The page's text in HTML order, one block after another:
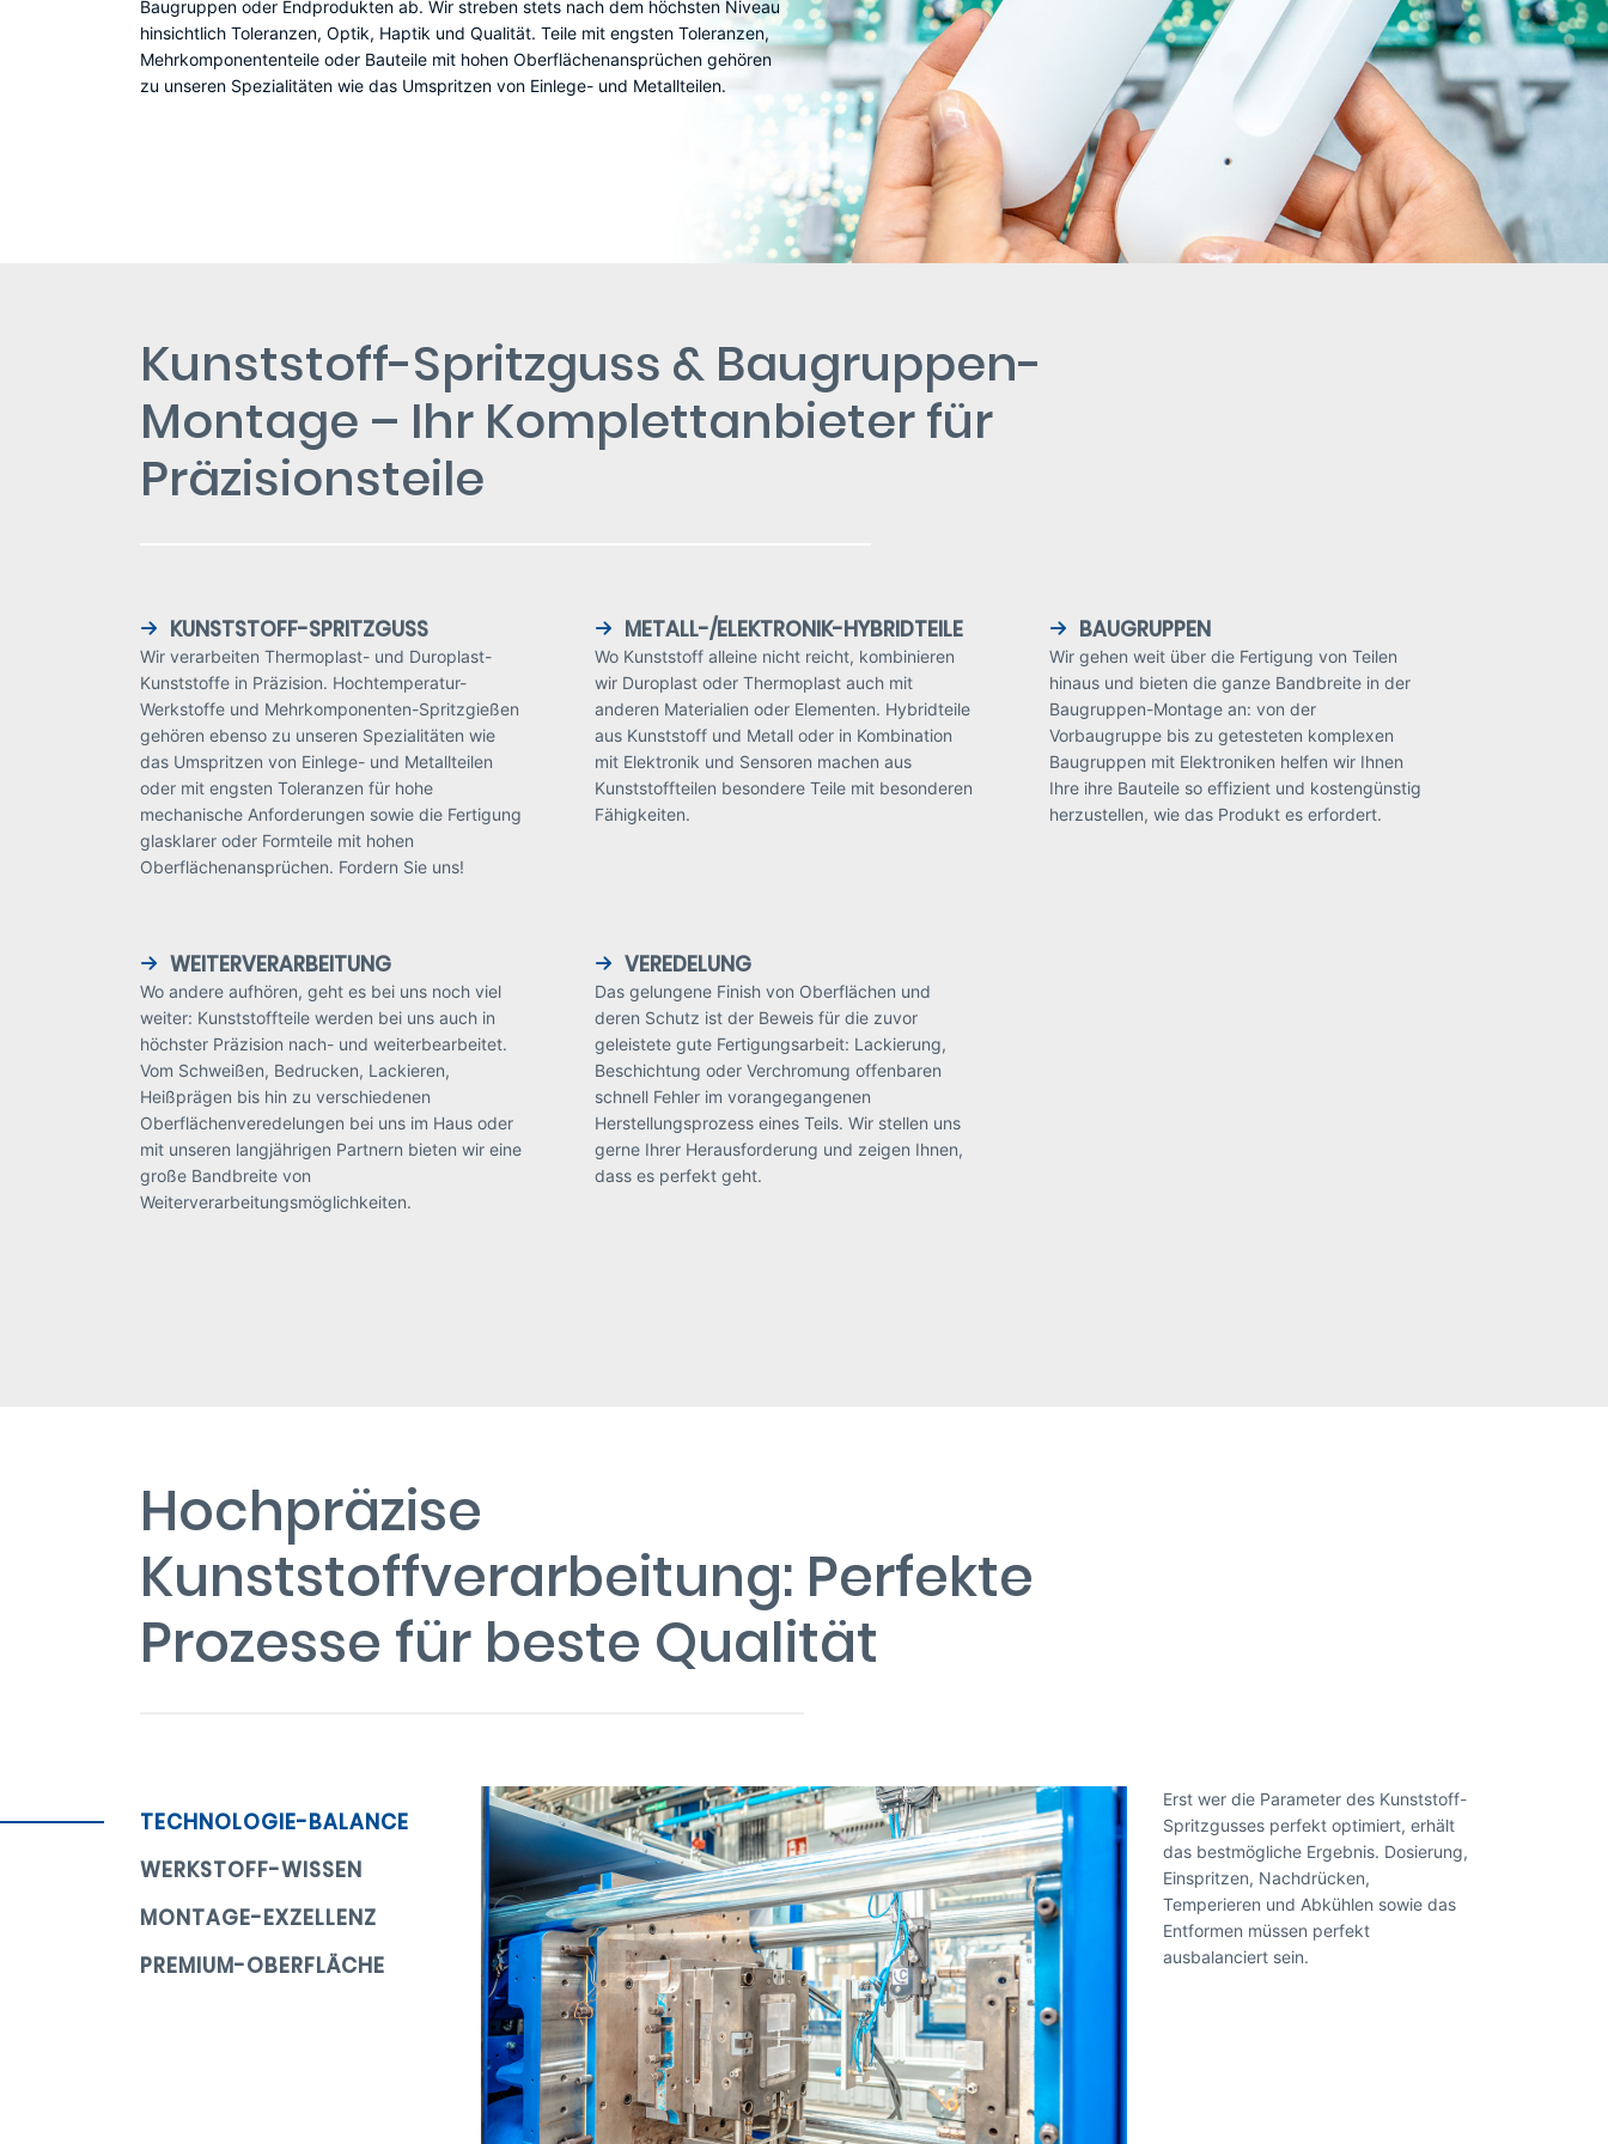
Baugruppen oder Endprodukten ab. Wir streben stets nach dem höchsten Niveau
hinsichtlich Toleranzen, Optik, Haptik und Qualität. Teile mit engsten Toleranzen,
Mehrkomponententeile oder Bauteile mit hohen Oberflächenansprüchen gehören
zu unseren Spezialitäten wie das Umspritzen von Einlege- und Metallteilen.
Kunststoff-Spritzguss & Baugruppen-
Montage – Ihr Komplettanbieter für
Präzisionsteile
KUNSTSTOFF-SPRITZGUSS
Wir verarbeiten Thermoplast- und Duroplast-
Kunststoffe in Präzision. Hochtemperatur-
Werkstoffe und Mehrkomponenten-Spritzgießen
gehören ebenso zu unseren Spezialitäten wie
das Umspritzen von Einlege- und Metallteilen
oder mit engsten Toleranzen für hohe
mechanische Anforderungen sowie die Fertigung
glasklarer oder Formteile mit hohen
Oberflächenansprüchen. Fordern Sie uns!
METALL-/ELEKTRONIK-HYBRIDTEILE
Wo Kunststoff alleine nicht reicht, kombinieren
wir Duroplast oder Thermoplast auch mit
anderen Materialien oder Elementen. Hybridteile
aus Kunststoff und Metall oder in Kombination
mit Elektronik und Sensoren machen aus
Kunststoffteilen besondere Teile mit besonderen
Fähigkeiten.
BAUGRUPPEN
Wir gehen weit über die Fertigung von Teilen
hinaus und bieten die ganze Bandbreite in der
Baugruppen-Montage an: von der
Vorbaugruppe bis zu getesteten komplexen
Baugruppen mit Elektroniken helfen wir Ihnen
Ihre ihre Bauteile so effizient und kostengünstig
herzustellen, wie das Produkt es erfordert.
WEITERVERARBEITUNG
Wo andere aufhören, geht es bei uns noch viel
weiter: Kunststoffteile werden bei uns auch in
höchster Präzision nach- und weiterbearbeitet.
Vom Schweißen, Bedrucken, Lackieren,
Heißprägen bis hin zu verschiedenen
Oberflächenveredelungen bei uns im Haus oder
mit unseren langjährigen Partnern bieten wir eine
große Bandbreite von
Weiterverarbeitungsmöglichkeiten.
VEREDELUNG
Das gelungene Finish von Oberflächen und
deren Schutz ist der Beweis für die zuvor
geleistete gute Fertigungsarbeit: Lackierung,
Beschichtung oder Verchromung offenbaren
schnell Fehler im vorangegangenen
Herstellungsprozess eines Teils. Wir stellen uns
gerne Ihrer Herausforderung und zeigen Ihnen,
dass es perfekt geht.
Hochpräzise
Kunststoffverarbeitung: Perfekte
Prozesse für beste Qualität
TECHNOLOGIE-BALANCE
WERKSTOFF-WISSEN
MONTAGE-EXZELLENZ
PREMIUM-OBERFLÄCHE
Erst wer die Parameter des Kunststoff-
Spritzgusses perfekt optimiert, erhält
das bestmögliche Ergebnis. Dosierung,
Einspritzen, Nachdrücken,
Temperieren und Abkühlen sowie das
Entformen müssen perfekt
ausbalanciert sein.